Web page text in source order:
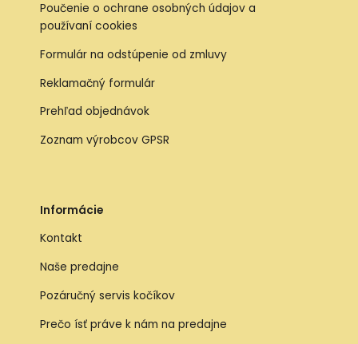
Poučenie o ochrane osobných údajov a
používaní cookies
Formulár na odstúpenie od zmluvy
Reklamačný formulár
Prehľad objednávok
Zoznam výrobcov GPSR
Informácie
Kontakt
Naše predajne
Pozáručný servis kočíkov
Prečo ísť práve k nám na predajne